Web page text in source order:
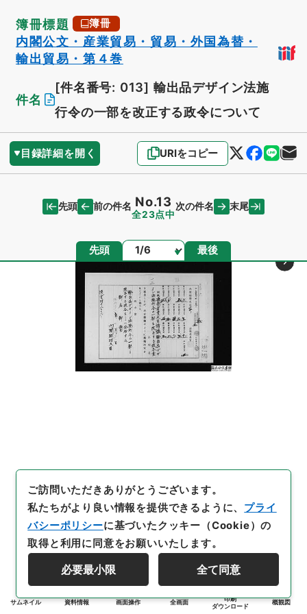
簿冊標題 簿冊
内閣公文・産業貿易・貿易・外国為替・
輸出貿易・第４巻
件名
[件名番号: 013] 輸出品デザイン法施
行令の一部を改正する政令について
目録詳細を開く URIをコピー
先頭 前の件名 No.13
全23点中
次の件名 末尾
先頭 ページ 最後
サムネイル 資料情報 画面操作 全画面
印刷
ダウンロード
概観図
ご訪問いただきありがとうございます。
私たちがより良い情報を提供できるように、 プライ
バシーポリシーに基づいたクッキー（Cookie）の
取得と利用に同意をお願いいたします。
必要最小限 全て同意